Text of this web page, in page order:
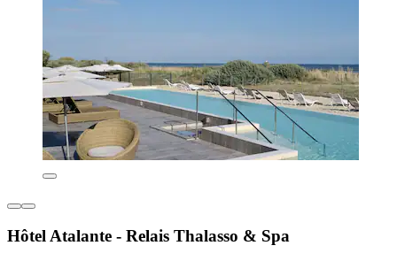
Hôtel Atalante - Relais Thalasso & Spa